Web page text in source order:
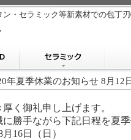
・セラミック等新素材での包丁
年夏季休業のお知らせ 8月12
く御礼申し上げます。
勝手ながら下記日程を夏
16日（日）